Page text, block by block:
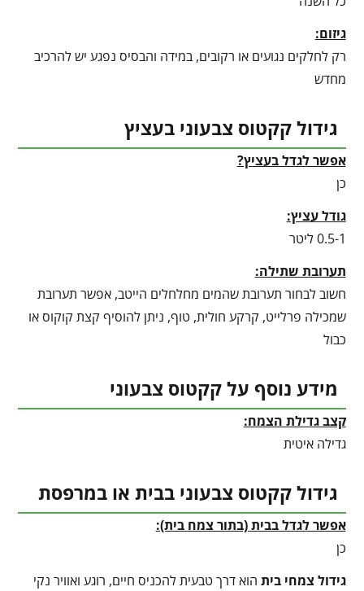
גיזום:
רק לחלקים נגועים או רקובים, במידה והבסיס נפגע יש להרכיב
מחדש
גידול קקטוס צבעוני בעציץ
אפשר לגדל בעציץ?
כן
גודל עציץ:
0.5-1 ליטר
תערובת שתילה:
חשוב לבחור תערובת שהמים מחלחלים הייטב, אפשר תערובת
שמכילה פרלייט, קרקע חולית, טוף, ניתן להוסיף קצת קוקוס או
כבול
מידע נוסף על קקטוס צבעוני
קצב גדילת הצמח:
גדילה איטית
גידול קקטוס צבעוני בבית או במרפסת
אפשר לגדל בבית (בתור צמח בית):
כן
גידול צמחי בית הוא דרך טבעית להכניס חיים, רוגע ואוויר נקי